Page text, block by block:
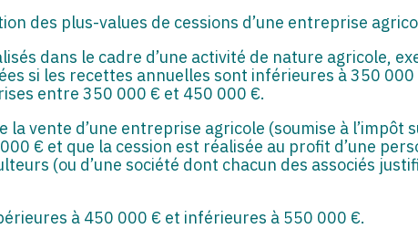
des plus-values de cessions d’une entreprise
dans le cadre d’une activité de nature agricole,
si les recettes annuelles sont inférieures à 350 000
entre 350 000 € et 450 000 €.
vente d’une entreprise agricole (soumise à l’impôt
€ et que la cession est réalisée au profit d’une
(ou d’une société dont chacun des associés
à 450 000 € et inférieures à 550 000 €.